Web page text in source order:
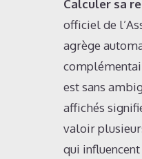
Calculer sa
officiel de
agrège
est sans
affichés
valoir
qui